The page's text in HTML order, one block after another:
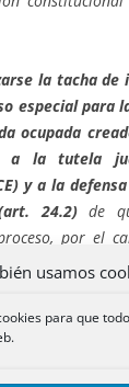
usamos
para que
la tacha de
especial para
ocupada
a la tutela
y a la
24.2)de
por el
según los
y de igualdad
la previsión